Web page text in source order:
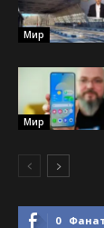
Мир
Мир
0